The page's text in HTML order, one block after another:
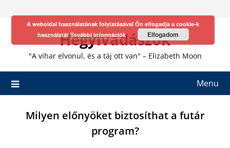
Hegyivadászok
"A vihar elvonul, és a táj ott van" – Elizabeth Moon
Menu
Milyen előnyöket biztosíthat a futár
program?
A weboldal használatának folytatásával Ön elfogadja a cookie-k
használatátTovábbi információk Elfogadom